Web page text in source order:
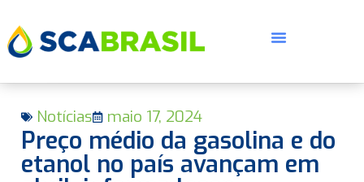
Notícias maio 17, 2024
Preço médio da gasolina e do
etanol no país avançam em